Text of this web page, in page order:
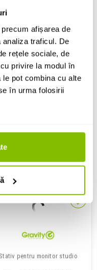
afișarea de
traficul. De
rețele sociale, de
privire la modul în
pot combina cu alte
în urma folosirii
Stativ de monitor
Gravity SP 3102 TM
ADAUGA IN COS
Stativ pentru monitor studio